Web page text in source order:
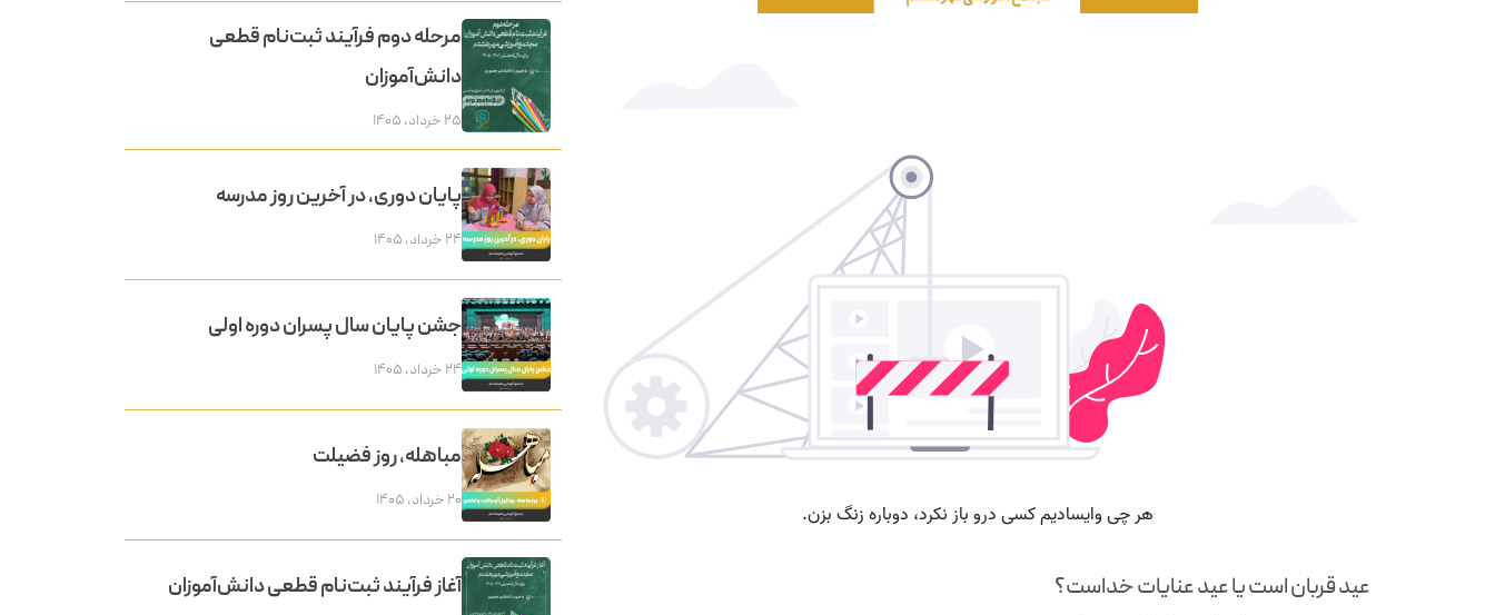
عید قربان است یا عید عنايات خداست؟
مرحله دوم فرآیند ثبت‌نام قطعی
دانش‌آموزان
۲۵ خرداد, ۱۴۰۵
پایان دوری، در آخرین روز مدرسه
۲۴ خرداد, ۱۴۰۵
جشن پایان سال پسران دوره اولی
۲۴ خرداد, ۱۴۰۵
مباهله، روز فضیلت
۲۰ خرداد, ۱۴۰۵
آغاز فرآیند ثبت‌نام قطعی دانش‌آموزان